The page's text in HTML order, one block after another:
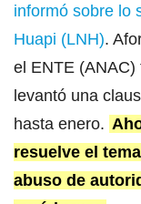
informó sobre lo
Huapi (LNH).
el ENTE
levantó una
hasta enero.
resuelve el
abuso de